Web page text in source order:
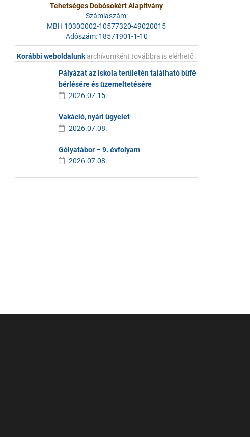
Tehetséges Dobósokért Alapítvány
Számlaszám:
MBH 10300002-10577320-49020015
Adószám: 18571901-1-10
Korábbi weboldalunk archívumként továbbra is elérhető.
Pályázat az iskola területén található büfé
bérlésére és üzemeltetésére
2026.07.15.
Vakáció, nyári ügyelet
2026.07.08.
Gólyatábor – 9. évfolyam
2026.07.08.